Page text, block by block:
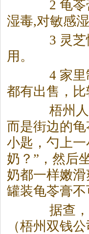
2 龟苓膏
湿毒,对敏感
3 灵芝性
用。
4 家里制
都有出售，比
梧州人
而是街边的
小匙，勺上
奶？”，然后
奶都一样嫩
罐装龟苓膏不
据查，
（梧州双钱